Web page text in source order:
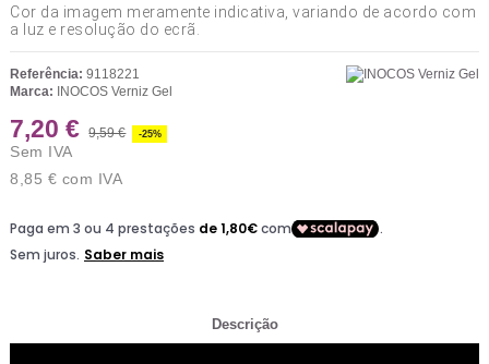
Cor da imagem meramente indicativa, variando de acordo com
a luz e resolução do ecrã.
Referência: 9118221
Marca: INOCOS Verniz Gel
7,20 € 9,59 € -25%
Sem IVA
8,85 € com IVA
Descrição